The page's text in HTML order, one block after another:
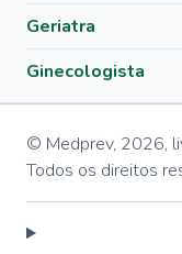
Geriatra
Ginecologista
© Medprev, 2026,
Todos os direitos